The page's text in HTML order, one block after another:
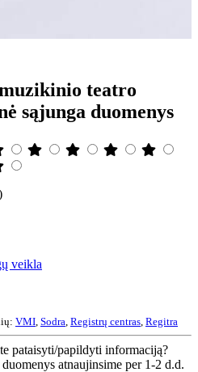
teatro
sąjunga duomenys
veikla
VMI Sodra Registrų centras Regitra
pataisyti/papildyti informaciją?
atnaujinsime per 1-2 d.d.